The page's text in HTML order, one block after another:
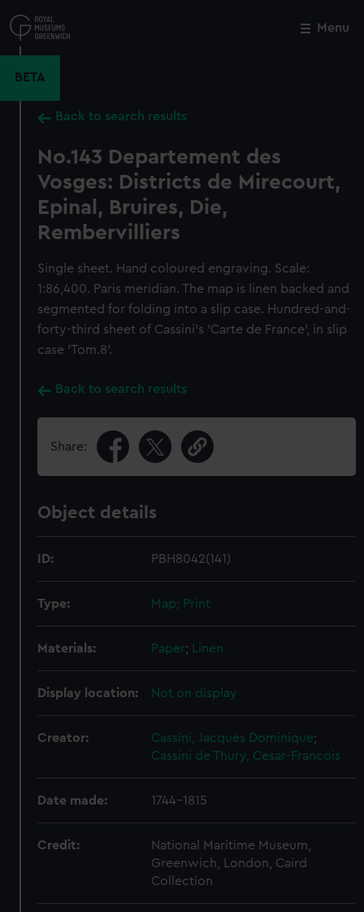
to
main
Menu
BETA
Back to search results
No.143 Departement des
Vosges: Districts de Mirecourt,
Epinal, Bruires, Die,
Rembervilliers
Single sheet. Hand coloured engraving. Scale:
1:86,400. Paris meridian. The map is linen backed and
segmented for folding into a slip case. Hundred-and-
forty-third sheet of Cassini's 'Carte de France', in slip
case 'Tom.8'.
Back to search results
Share:
Object details
ID: PBH8042(141)
Type: Map; Print
Materials: Paper; Linen
Display location: Not on display
Creator: Cassini, Jacques Dominique;
Cassini de Thury, Cesar-Francois
Date made: 1744-1815
Credit:
National Maritime Museum,
Greenwich, London, Caird
Collection
Close